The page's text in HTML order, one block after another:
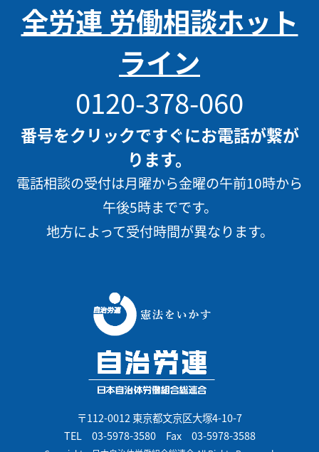
全労連 労働相談ホット
ライン
0120-378-060
番号をクリックですぐにお電話が繋が
ります。
電話相談の受付は月曜から金曜の午前10時から
午後5時までです。
地方によって受付時間が異なります。
〒112-0012 東京都文京区大塚4-10-7
TEL 03-5978-3580Fax 03-5978-3588